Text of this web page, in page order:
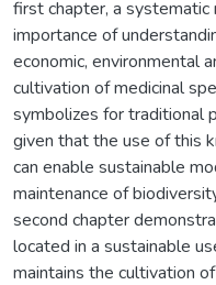
first chapter, a
importance of
economic, environmental
cultivation of medicinal
symbolizes for traditional
given that the use of this
can enable sustainable
maintenance of
second chapter
located in a sustainable
maintains the cultivation